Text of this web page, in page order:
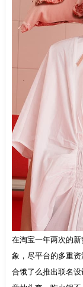
在淘宝一年两次的
象，尽平台的多重
合饿了么推出联名